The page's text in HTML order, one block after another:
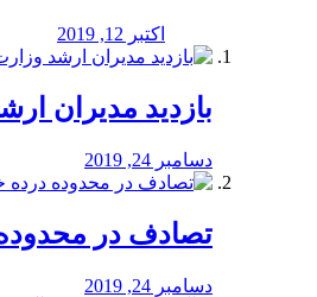
اکتبر 12, 2019
بازدید مدیران
دسامبر 24, 2019
تصادف در
دسامبر 24, 2019